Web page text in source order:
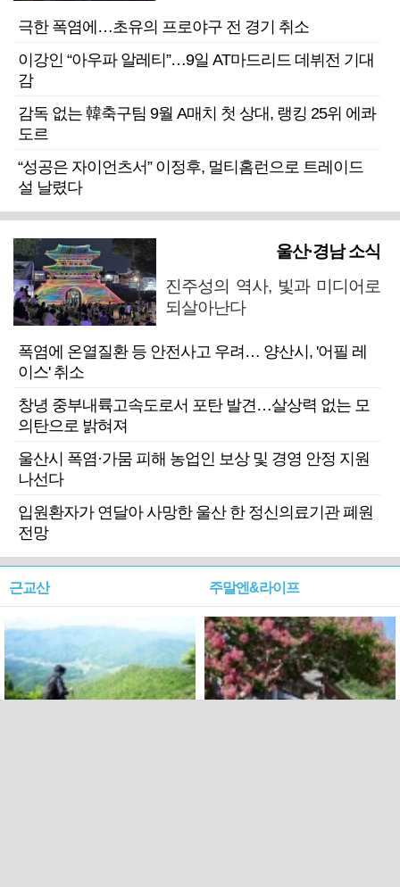
극한 폭염에…초유의 프로야구 전 경기 취소
이강인 “아우파 알레티”…9일 AT마드리드 데뷔전 기대
감
감독 없는 韓축구팀 9월 A매치 첫 상대, 랭킹 25위 에콰
도르
“성공은 자이언츠서” 이정후, 멀티홈런으로 트레이드
설 날렸다
울산·경남 소식
진주성의 역사, 빛과 미디어로
되살아난다
폭염에 온열질환 등 안전사고 우려… 양산시, '어필 레
이스' 취소
창녕 중부내륙고속도로서 포탄 발견…살상력 없는 모
의탄으로 밝혀져
울산시 폭염·가뭄 피해 농업인 보상 및 경영 안정 지원
나선다
입원환자가 연달아 사망한 울산 한 정신의료기관 폐원
전망
근교산 주말엔&라이프